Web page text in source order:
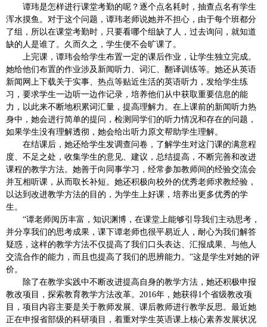
谭玮是怎样进行课堂考勤的呢？逐个点名耗时，抽查点名有学生
浑水摸鱼。对于这个问题，谭玮老师说她并不担心，由于每个班都分
了组，所以在课堂考勤时，只要看哪个组缺了人，过去询问，就知道
缺的人是谁了。久而久之，学生便不会旷课了。
上完课，谭玮会给学生布置一定的课后作业，让学生独立完成。
她给他们布置的作业涉及新闻听力、词汇、翻译训练等。她还从英语
新闻网上下载关于实事、热点等贴近生活的英语听力，发给学生练
习，要求学生一边听一边作记录，培养他们从中获取重要信息的能
力，以此来不断地积累词汇量，提高理解力。在上课前的新闻听力热
身中，她会进行简单的提问，检测同学们的听力情况和存在的问题，
如果学生没有理解透彻，她会给出听力原文帮助学生理解。
在结课后，她还给学生发调查问卷，了解学生对这门课的满意程
度、不足之处，收集学生的意见、建议，总结提高，不断完善和改进
课程的教学方法。她善于向同事学习，经常参加教师间的经验交流会
并互相听课，从而取长补短。她还积极向校外的优秀老师求教经验，
以达到改进教学方法的目的，为学生上好课，培养出更多优秀的学
生。
“谭老师阅历丰富，知识渊博，在课堂上能够引导我们主动思考，
并分享我们的思考成果，课下谭老师也很平易近人，耐心为我们解答
疑惑，这样的教学方法不仅提高了我们口头表达、汇报成果、与他人
交流合作的能力，而且也提高了我们的思辨能力。”这是学生对她的评
价。
除了在教学实践中不断改进提高自身的教学方法，她还积极申报
教改项目，探索教育教学方法改革。2016年，她获得1个省级教改项
目，项目内容主要是关于教师发展、课后教师进行教学反思。最近她
正在申报省部级的科研项目，着重对学生英语课上核心素养发展状况